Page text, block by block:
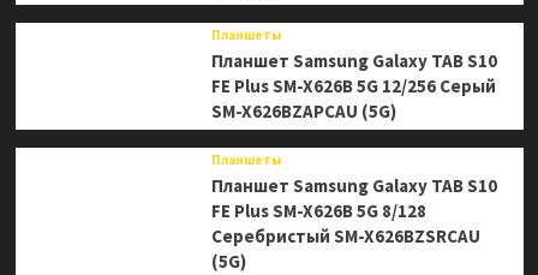
Планшеты
Планшет Samsung Galaxy TAB S10
FE Plus SM-X626B 5G 12/256 Серый
SM-X626BZAPCAU (5G)
Планшеты
Планшет Samsung Galaxy TAB S10
FE Plus SM-X626B 5G 8/128
Серебристый SM-X626BZSRCAU
(5G)